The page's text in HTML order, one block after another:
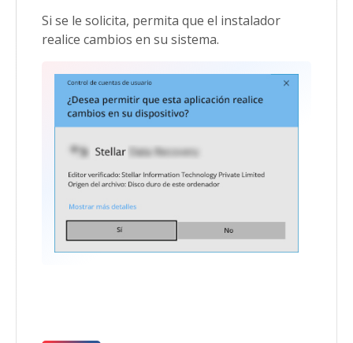
Si se le solicita, permita que el instalador
realice cambios en su sistema.